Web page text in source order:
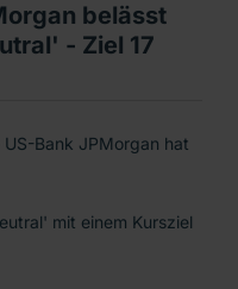
belässt
- Ziel 17
Bank JPMorgan hat
mit einem Kursziel